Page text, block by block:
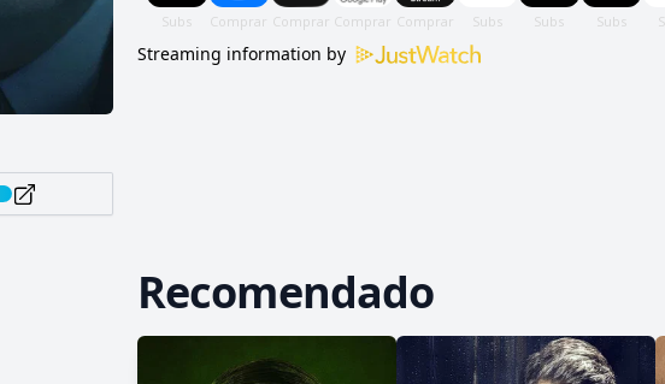
Streaming information by
Recomendado